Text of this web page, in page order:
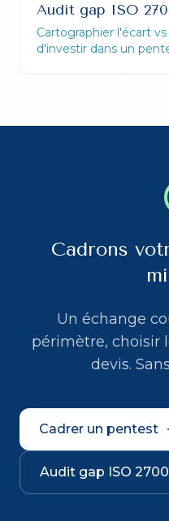
Audit gap ISO
Cartographier l'écart
d'investir dans un
Cadrons
Un échange
périmètre, choisir
devis.
Cadrer un pentest
Audit gap ISO